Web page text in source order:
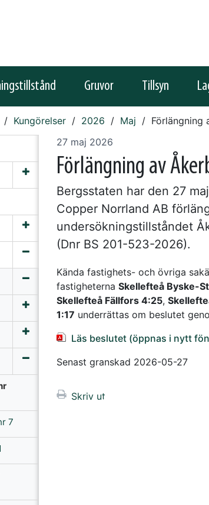
Gruvor Tillsyn
Kungörelser 2026 Maj Förlängning
7
27 maj 2026
Förlängning av
Bergsstaten har den 27
Copper Norrland AB
undersökningstillståndet
(Dnr BS 201-523-2026).
Kända fastighets- och övriga
fastigheterna Skellefteå Byske-
Skellefteå Fällfors 4:25,
1:17 underrättas om beslutet
Läs beslutet (öppnas i nytt
Senast granskad 2026-05-27
Skriv ut